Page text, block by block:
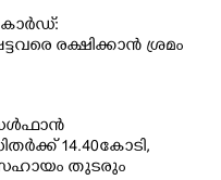
രക്ഷിക്കാൻ ശ്രമം
14.40കോടി,
സഹായം തുടരും